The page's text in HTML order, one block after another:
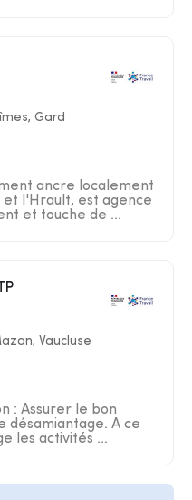
Gard
ancre localement
et l'Hrault, est agence
et touche de ...
Vaucluse
: Assurer le bon
désamiantage. A ce
les activités ...